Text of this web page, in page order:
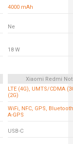
4000 mAh
Ne
18 W
Xiaomi Redmi
LTE (4G), UMTS/CDMA
(2G)
WiFi, NFC, GPS,
A-GPS
USB-C